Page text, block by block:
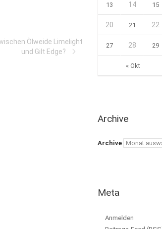
Ölweide Limelight
und Gilt Edge?
« Okt
13 14 15
20 21 22
27 28 29
Archive
Archive
Meta
Anmelden